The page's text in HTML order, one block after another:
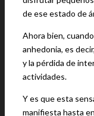
de ese estado de
Ahora bien,
anhedonia, es
y la pérdida de
actividades.
Y es que esta
manifiesta hasta